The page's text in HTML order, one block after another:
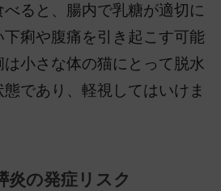
ると、腸内で乳糖が適切に
痢や腹痛を引き起こす可能
小さな体の猫にとって脱水
であり、軽視してはいけま
炎の発症リスク